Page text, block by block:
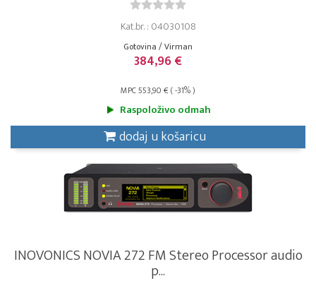
Kat.br. : 04030108
Gotovina / Virman
384,96 €
MPC 553,90 € ( -31% )
Raspoloživo odmah
dodaj u košaricu
INOVONICS NOVIA 272 FM Stereo Processor audio
p...